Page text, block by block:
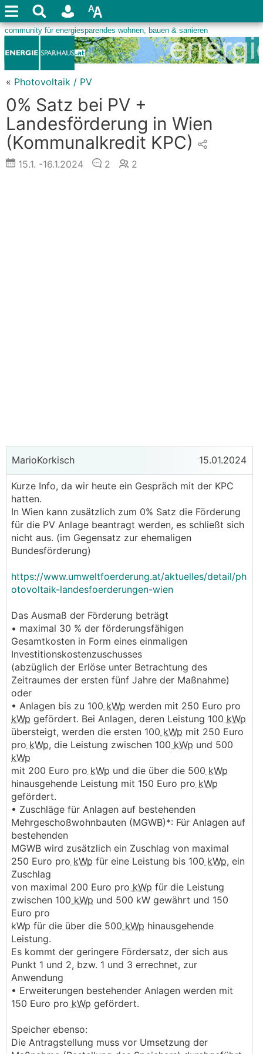
« Photovoltaik / PV
0% Satz bei PV +
Landesförderung in Wien
(Kommunalkredit KPC)
15.1. -16.1.2024 2 2
MarioKorkisch 15.01.2024
Kurze Info, da wir heute ein Gespräch mit der KPC
hatten.
In Wien kann zusätzlich zum 0% Satz die Förderung
für die PV Anlage beantragt werden, es schließt sich
nicht aus. (im Gegensatz zur ehemaligen
Bundesförderung)
https://www.umweltfoerderung.at/aktuelles/detail/ph
otovoltaik-landesfoerderungen-wien
Das Ausmaß der Förderung beträgt
• maximal 30 % der förderungsfähigen
Gesamtkosten in Form eines einmaligen
Investitionskostenzuschusses
(abzüglich der Erlöse unter Betrachtung des
Zeitraumes der ersten fünf Jahre der Maßnahme)
oder
• Anlagen bis zu 100 kWp werden mit 250 Euro pro
kWp gefördert. Bei Anlagen, deren Leistung 100 kWp
übersteigt, werden die ersten 100 kWp mit 250 Euro
pro kWp, die Leistung zwischen 100 kWp und 500
kWp
mit 200 Euro pro kWp und die über die 500 kWp
hinausgehende Leistung mit 150 Euro pro kWp
gefördert.
• Zuschläge für Anlagen auf bestehenden
Mehrgeschoßwohnbauten (MGWB)*: Für Anlagen auf
bestehenden
MGWB wird zusätzlich ein Zuschlag von maximal
250 Euro pro kWp für eine Leistung bis 100 kWp, ein
Zuschlag
von maximal 200 Euro pro kWp für die Leistung
zwischen 100 kWp und 500 kW gewährt und 150
Euro pro
kWp für die über die 500 kWp hinausgehende
Leistung.
Es kommt der geringere Fördersatz, der sich aus
Punkt 1 und 2, bzw. 1 und 3 errechnet, zur
Anwendung
• Erweiterungen bestehender Anlagen werden mit
150 Euro pro kWp gefördert.
Speicher ebenso:
Die Antragstellung muss vor Umsetzung der